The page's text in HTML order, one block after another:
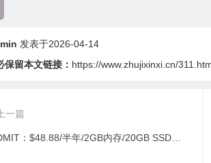
发表于2026-04-14
保留本文链接： https://www.zhujixinxi.cn/
上一篇